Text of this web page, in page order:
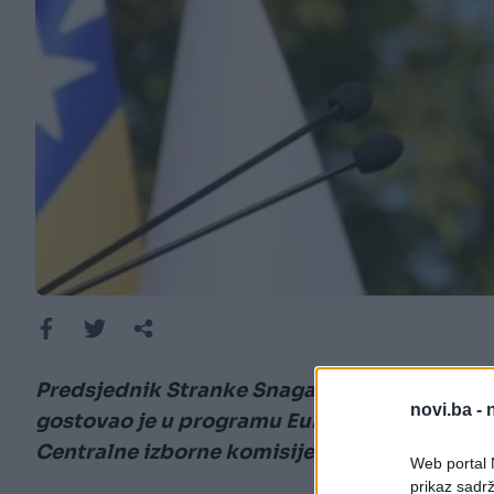
novi.ba -
Web portal
prikaz
Predsjednik Stranke Snaga naroda i
gostovao je u programu Euronewsa BiH,
Centralne izborne komisije, predstojećim